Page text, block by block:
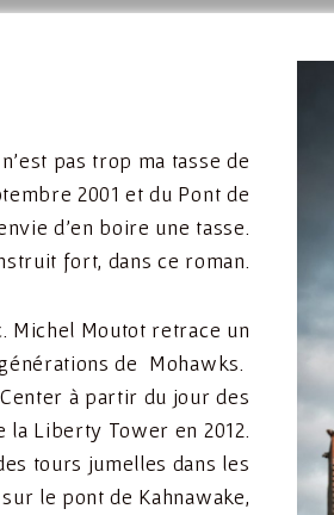
pas trop ma tasse de
2001 et du Pont de
d’en boire une tasse.
fort, dans ce roman.
Michel Moutot retrace un
de Mohawks.
à partir du jour des
la Liberty Tower en 2012.
tours jumelles dans les
le pont de Kahnawake,